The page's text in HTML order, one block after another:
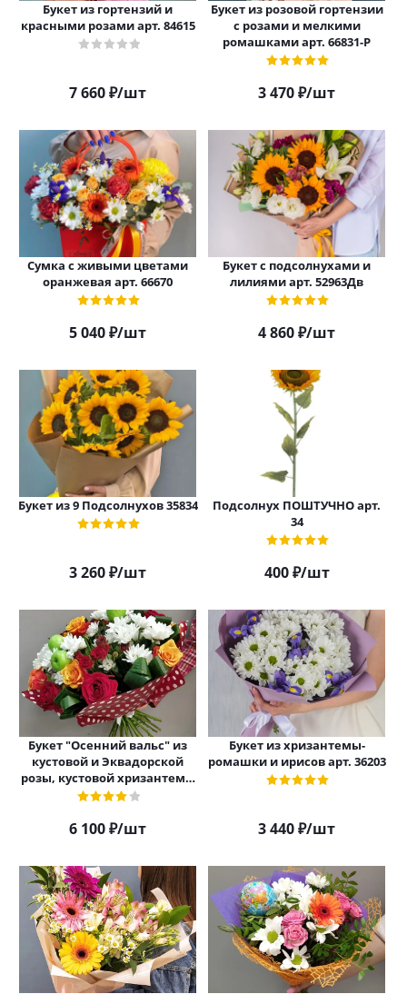
Букет из гортензий и
красными розами арт. 84615
7 660₽/шт
Букет из розовой гортензии
с розами и мелкими
ромашками арт. 66831-Р
3 470₽/шт
Сумка с живыми цветами
оранжевая арт. 66670
5 040₽/шт
Букет с подсолнухами и
лилиями арт. 52963Дв
4 860₽/шт
Букет из 9 Подсолнухов 35834
3 260₽/шт
Подсолнух ПОШТУЧНО арт.
34
400₽/шт
Букет "Осенний вальс" из
кустовой и Эквадорской
розы, кустовой хризантемы
арт. 6970
6 100₽/шт
Букет из хризантемы-
ромашки и ирисов арт. 36203
3 440₽/шт